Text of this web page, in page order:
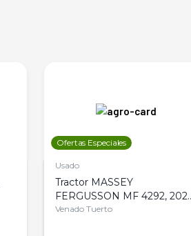
Ofertas Especiales
Usado
Tractor MASSEY
FERGUSSON MF 4292,
4WD, PATON
Venado Tuerto